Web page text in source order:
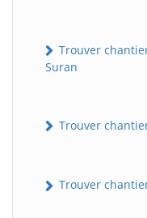
Trouver
Suran
Trouver
Trouver